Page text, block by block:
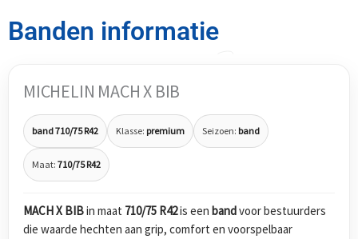
Banden informatie
MICHELIN MACH X BIB
band 710/75 R42 Klasse: premium Seizoen: band
Maat: 710/75 R42
MACH X BIBin maat 710/75 R42is een bandvoor bestuurders
die waarde hechten aan grip, comfort en voorspelbaar